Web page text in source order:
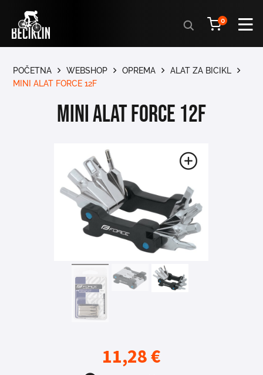
Products
search
0
POČETNA WEBSHOP OPREMA
ALAT ZA BICIKL
MINI ALAT FORCE 12F
MINI ALAT FORCE 12F
11,28€